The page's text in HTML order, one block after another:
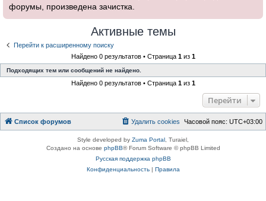
форумы, произведена зачистка.
Активные темы
Перейти к расширенному поиску
Найдено 0 результатов • Страница 1из 1
Подходящих тем или сообщений не найдено.
Найдено 0 результатов • Страница 1из 1
Перейти
Список форумов Часовой пояс: UTC+03:00
Удалить cookies
Style developed by Zuma Portal , Turaiel,
Создано на основе phpBB® Forum Software © phpBB Limited
Русская поддержка phpBB
Конфиденциальность| Правила